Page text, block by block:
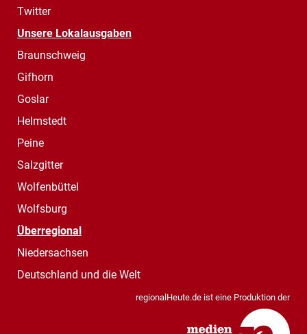
Twitter
Unsere Lokalausgaben
Braunschweig
Gifhorn
Goslar
Helmstedt
Peine
Salzgitter
Wolfenbüttel
Wolfsburg
Überregional
Niedersachsen
Deutschland und die Welt
regionalHeute.de ist eine Produktion der